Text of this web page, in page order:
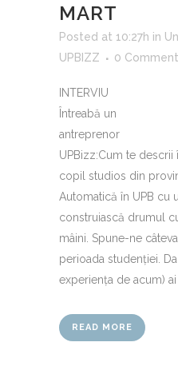
MART
Posted at 10:27h in
UPBIZZ
0
Întreabă un
UPBizz:Cum te descrii
copil studios din
Automatică în UPB cu
construiască drumul
mâini. Spune-ne
perioada studenției.
experiența de acum) ai
READ MORE